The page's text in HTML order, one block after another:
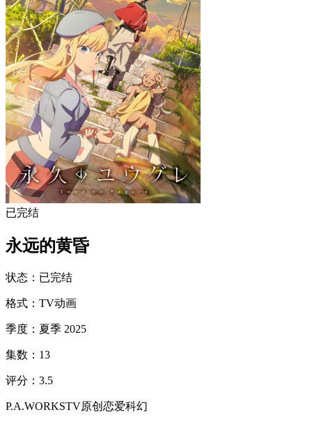
已完结
永远的黄昏
状态 ： 已完结
格式 ： TV动画
季度 ： 夏季 2025
集数 ： 13
评分 ： 3.5
P.A.WORKSTV原创 恋爱科幻